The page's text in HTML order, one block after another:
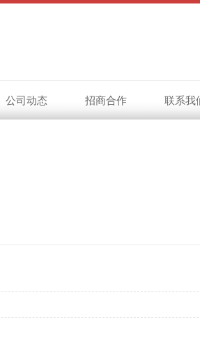
公司动态 招商合作 联系我